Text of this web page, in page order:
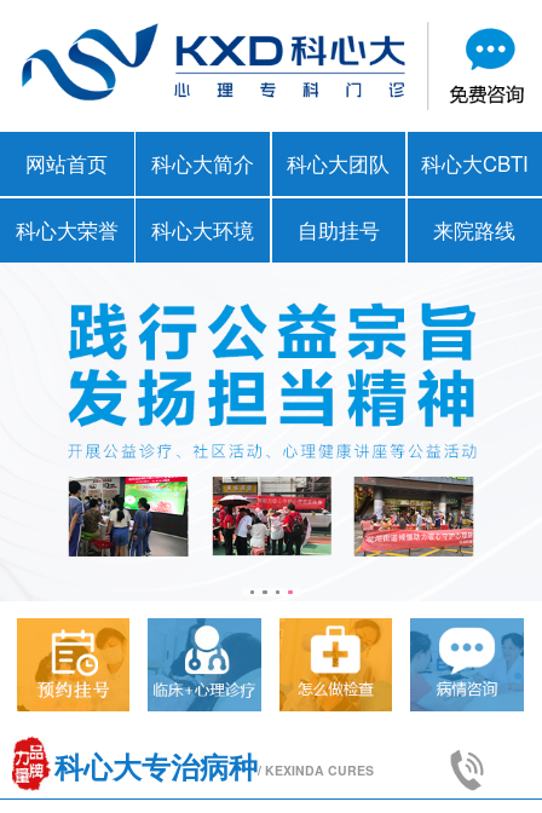
网站首页 科心大简介 科心大团队 科心大CBTI
科心大荣誉 科心大环境 自助挂号 来院路线
科心大专治病种/ KEXINDA CURES